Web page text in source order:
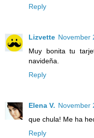
Reply
Lizvette November
Muy bonita tu
navideña.
Reply
Elena V. November
que chula! Me ha
Reply